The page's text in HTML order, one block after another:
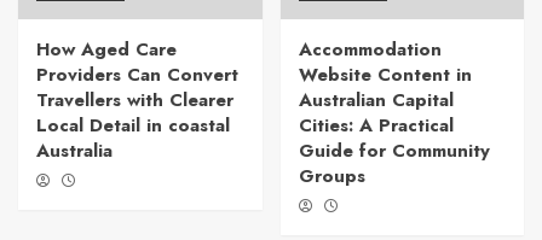
How Aged Care
Providers Can Convert
Travellers with Clearer
Local Detail in coastal
Australia
Accommodation
Website Content in
Australian Capital
Cities: A Practical
Guide for Community
Groups